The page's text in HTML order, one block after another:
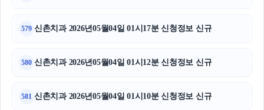
579 신촌치과 2026년05월04일 01시17분 신청정보 신규
580 신촌치과 2026년05월04일 01시12분 신청정보 신규
581 신촌치과 2026년05월04일 01시10분 신청정보 신규